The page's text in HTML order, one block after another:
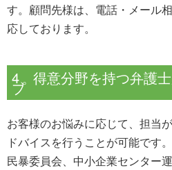
す。顧問先様は、電話・メール
応しております。
4、得意分野を持つ弁護
プ
お客様のお悩みに応じて、担当
ドバイスを行うことが可能です。
民暴委員会、中小企業センター